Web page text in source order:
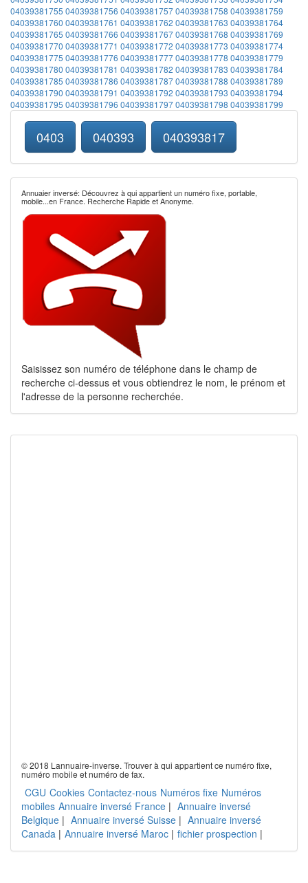
04039381755 04039381756 0403938175704039381758 04039381759
04039381760 04039381761 04039381762 04039381763 04039381764
04039381765 04039381766 0403938176704039381768 04039381769
04039381770 04039381771 04039381772 04039381773 04039381774
04039381775 04039381776 0403938177704039381778 04039381779
04039381780 04039381781 04039381782 04039381783 04039381784
04039381785 04039381786 0403938178704039381788 04039381789
04039381790 04039381791 04039381792 04039381793 04039381794
04039381795 04039381796 0403938179704039381798 04039381799
0403 040393 040393817
Annuaier inversé: Découvrez à qui appartient un numéro fixe, portable,
mobile...en France. Recherche Rapide et Anonyme.
Saisissez son numéro de téléphone dans le champ de
recherche ci-dessus et vous obtiendrez le nom, le prénom et
l'adresse de la personne recherchée.
© 2018 Lannuaire-inverse. Trouver à qui appartient ce numéro fixe,
numéro mobile et numéro de fax.
CGU Cookies Contactez-nous Numéros fixe Numéros
mobiles Annuaire inversé France | Annuaire inversé
Belgique | Annuaire inversé Suisse | Annuaire inversé
Canada | Annuaire inversé Maroc | fichier prospection |